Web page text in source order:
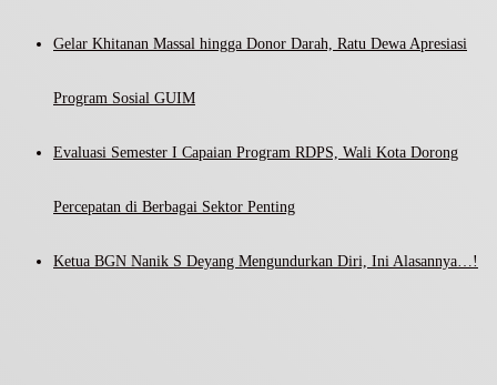
Gelar Khitanan Massal hingga Donor Darah, Ratu Dewa Apresiasi
Program Sosial GUIM
Evaluasi Semester I Capaian Program RDPS, Wali Kota Dorong
Percepatan di Berbagai Sektor Penting
Ketua BGN Nanik S Deyang Mengundurkan Diri, Ini Alasannya…!